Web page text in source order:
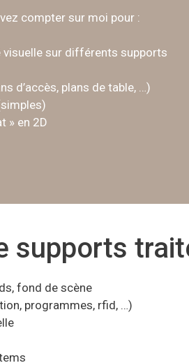
compter sur moi pour :
visuelle sur différents supports
d’accès, plans de table, …)
» en 2D
supports
fond de scène
programmes, rfid, …)